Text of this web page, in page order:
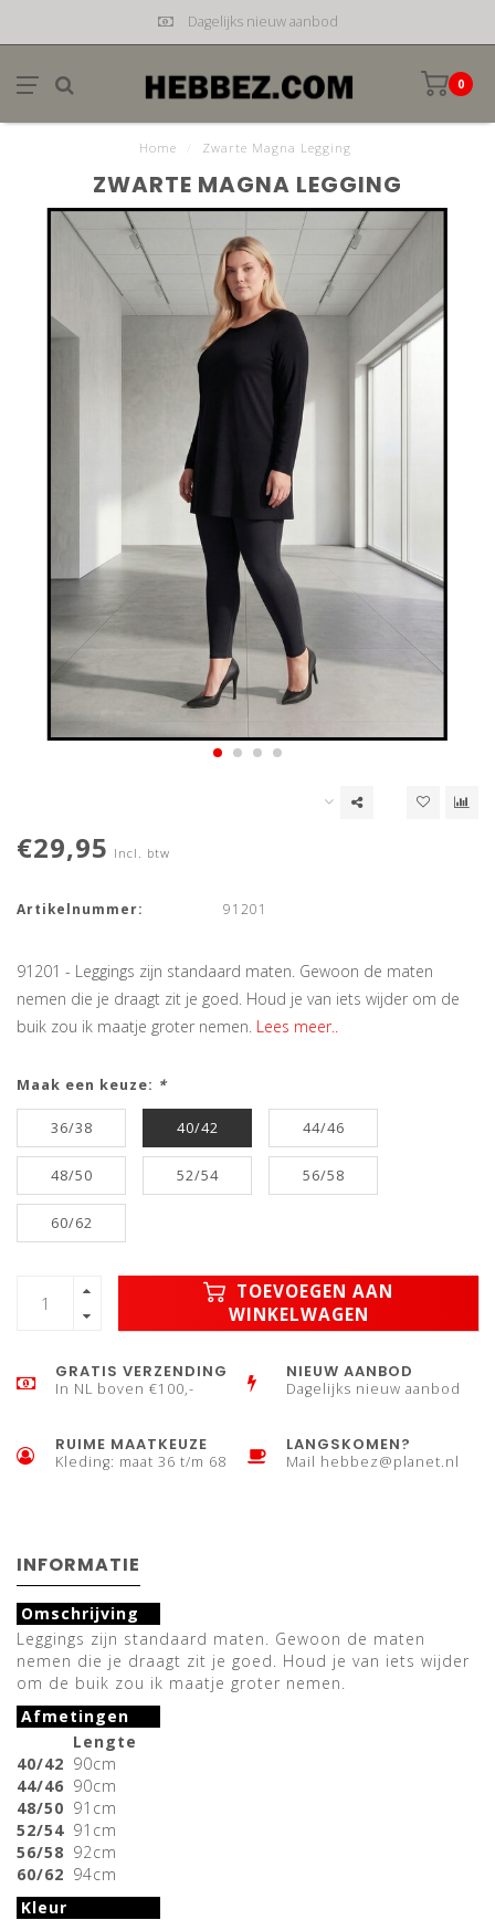
Dagelijks nieuw aanbod
0
Home Zwarte Magna Legging
ZWARTE MAGNA LEGGING
€29,95 Incl. btw
Artikelnummer: 91201
91201 - Leggings zijn standaard maten. Gewoon de maten
nemen die je draagt zit je goed. Houd je van iets wijder om de
buik zou ik maatje groter nemen. Lees meer..
Maak een keuze: *
36/38 40/42 44/46
48/50 52/54 56/58
60/62
TOEVOEGEN AAN
WINKELWAGEN
GRATIS VERZENDING
In NL boven €100,-
NIEUW AANBOD
Dagelijks nieuw aanbod
RUIME MAATKEUZE
Kleding: maat 36 t/m 68
LANGSKOMEN?
Mail hebbez@planet.nl
INFORMATIE
Omschrijving
Leggings zijn standaard maten. Gewoon de maten
nemen die je draagt zit je goed. Houd je van iets wijder
om de buik zou ik maatje groter nemen.
Afmetingen
Lengte
40/42 90cm
44/46 90cm
48/50 91cm
52/54 91cm
56/58 92cm
60/62 94cm
Kleur